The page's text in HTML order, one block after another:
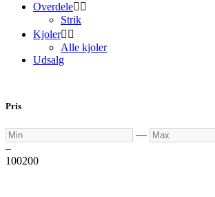
Overdele 
Strik
Kjoler 
Alle kjoler
Udsalg
Pris
Min — Max
–
100200